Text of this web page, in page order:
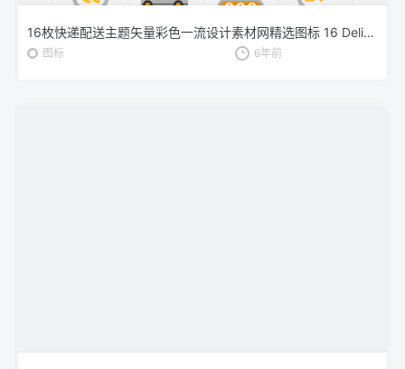
16枚快递配送主题矢量彩色一流设计素材网精选图标 16 Delivery Vector Icons
图标 6年前